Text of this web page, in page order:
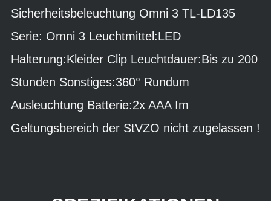
Sicherheitsbeleuchtung Omni 3 TL-LD135
Serie: Omni 3 Leuchtmittel:LED
Halterung:Kleider Clip Leuchtdauer:Bis zu 200
Stunden Sonstiges:360° Rundum
Ausleuchtung Batterie:2x AAA Im
Geltungsbereich der StVZO nicht zugelassen !